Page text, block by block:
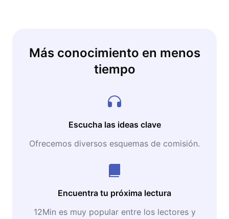
Más conocimiento en menos
tiempo
Escucha las ideas clave
Ofrecemos diversos esquemas de comisión.
Encuentra tu próxima lectura
12Min es muy popular entre los lectores y